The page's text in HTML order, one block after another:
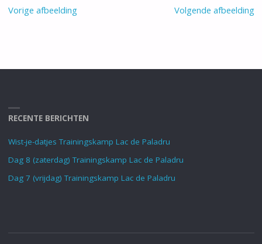
Vorige afbeelding Volgende afbeelding
RECENTE BERICHTEN
Wist-je-datjes Trainingskamp Lac de Paladru
Dag 8 (zaterdag) Trainingskamp Lac de Paladru
Dag 7 (vrijdag) Trainingskamp Lac de Paladru